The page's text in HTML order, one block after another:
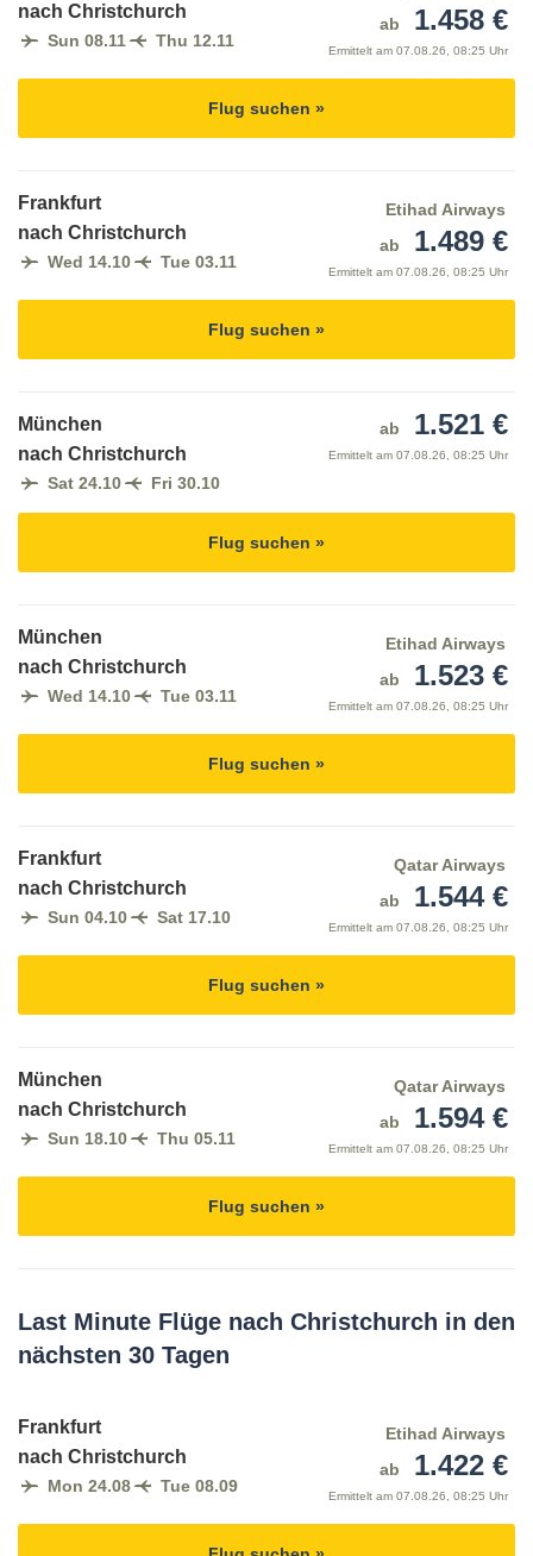
nach Christchurch
Sun 08.11 Thu 12.11
ab
1.458 €
Ermittelt am 07.08.26, 08:25 Uhr
Flug suchen »
Frankfurt
nach Christchurch
Wed 14.10 Tue 03.11
Etihad Airways
ab
1.489 €
Ermittelt am 07.08.26, 08:25 Uhr
Flug suchen »
München
nach Christchurch
Sat 24.10 Fri 30.10
ab 1.521 €
Ermittelt am 07.08.26, 08:25 Uhr
Flug suchen »
München
nach Christchurch
Wed 14.10 Tue 03.11
Etihad Airways
ab
1.523 €
Ermittelt am 07.08.26, 08:25 Uhr
Flug suchen »
Frankfurt
nach Christchurch
Sun 04.10 Sat 17.10
Qatar Airways
ab
1.544 €
Ermittelt am 07.08.26, 08:25 Uhr
Flug suchen »
München
nach Christchurch
Sun 18.10 Thu 05.11
Qatar Airways
ab
1.594 €
Ermittelt am 07.08.26, 08:25 Uhr
Flug suchen »
Last Minute Flüge nach Christchurch in den
nächsten 30 Tagen
Frankfurt
nach Christchurch
Mon 24.08 Tue 08.09
Etihad Airways
ab
1.422 €
Ermittelt am 07.08.26, 08:25 Uhr